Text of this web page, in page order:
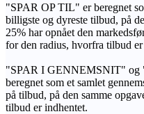
"SPAR OP TIL" er beregnet
billigste og dyreste tilbud, på
25% har opnået den
for den radius, hvorfra tilbud
"SPAR I GENNEMSNIT"
beregnet som et samlet
på tilbud, på den samme
tilbud er indhentet.